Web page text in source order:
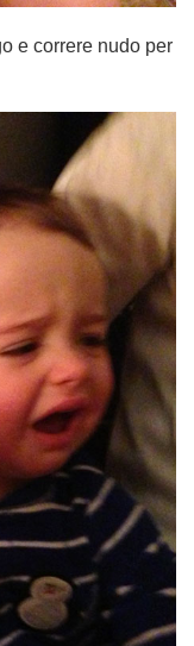
e correre nudo per